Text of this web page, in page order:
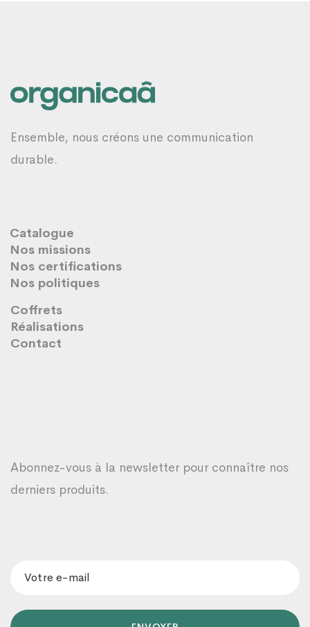
Ensemble, nous créons une communication
durable.
Catalogue
Nos missions
Nos certifications
Nos politiques
Coffrets
Réalisations
Contact
Abonnez-vous à la newsletter pour connaître nos
derniers produits.